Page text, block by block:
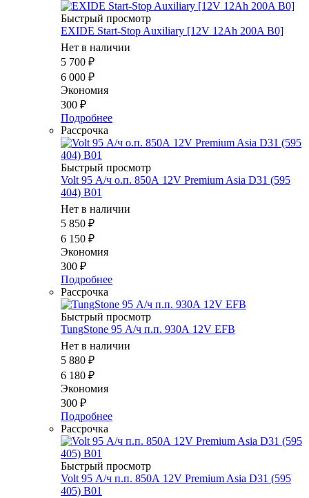
Быстрый просмотр
EXIDE Start-Stop Auxiliary [12V 12Ah 200A B0]
Нет в наличии
5 700 ₽
6 000 ₽
Экономия
300 ₽
Подробнее
Рассрочка
Быстрый просмотр
Volt 95 А/ч о.п. 850А 12V Premium Asia D31 (595
404) B01
Нет в наличии
5 850 ₽
6 150 ₽
Экономия
300 ₽
Подробнее
Рассрочка
Быстрый просмотр
TungStone 95 А/ч п.п. 930А 12V EFB
Нет в наличии
5 880 ₽
6 180 ₽
Экономия
300 ₽
Подробнее
Рассрочка
Быстрый просмотр
Volt 95 А/ч п.п. 850А 12V Premium Asia D31 (595
405) B01